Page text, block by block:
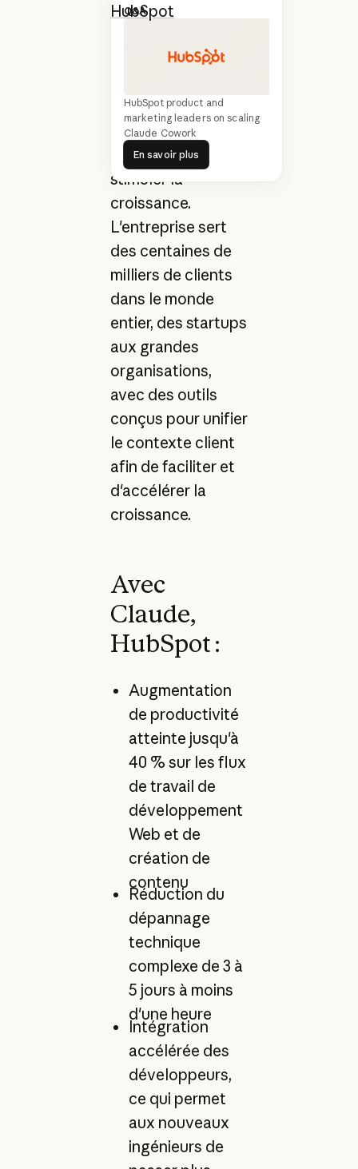
Q&A
HubSpot product and
marketing leaders on scaling
Claude Cowork
En savoir plus
En savoir plus
HubSpot
agentique qui aide
marketing,
commerciales et
du service client à
stimuler la
croissance.
L'entreprise sert
des centaines de
milliers de clients
dans le monde
entier, des startups
aux grandes
organisations,
avec des outils
conçus pour unifier
le contexte client
afin de faciliter et
d'accélérer la
croissance.
Avec
Claude,
HubSpot :
Augmentation
de productivité
atteinte jusqu'à
40 % sur les flux
de travail de
développement
Web et de
création de
contenu
Réduction du
dépannage
technique
complexe de 3 à
5 jours à moins
d'une heure
Intégration
accélérée des
développeurs,
ce qui permet
aux nouveaux
ingénieurs de